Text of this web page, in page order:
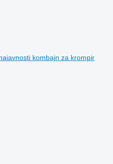
kombajn za krompir